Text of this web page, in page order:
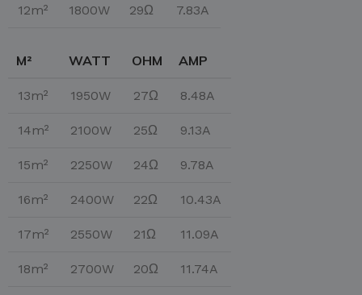
12m² 1800W 29Ω 7.83A
M² WATT OHM AMP
13m² 1950W 27Ω 8.48A
14m² 2100W 25Ω 9.13A
15m² 2250W 24Ω 9.78A
16m² 2400W 22Ω 10.43A
17m² 2550W 21Ω 11.09A
18m² 2700W 20Ω 11.74A